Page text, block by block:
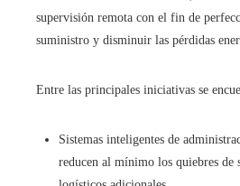
supervisión remota con el fin de
suministro y disminuir las pérdidas
Entre las principales iniciativas se
Sistemas inteligentes de
reducen al mínimo los quiebres de